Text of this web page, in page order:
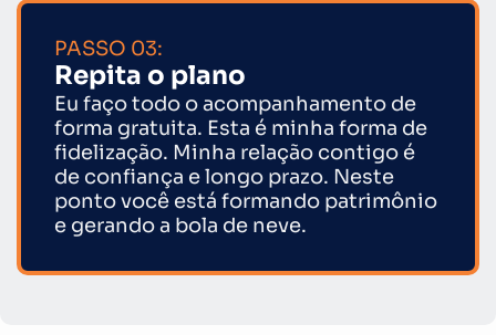
PASSO 03:
Repita o plano
Eu faço todo o acompanhamento de
forma gratuita. Esta é minha forma de
fidelização. Minha relação contigo é
de confiança e longo prazo. Neste
ponto você está formando patrimônio
e gerando a bola de neve.